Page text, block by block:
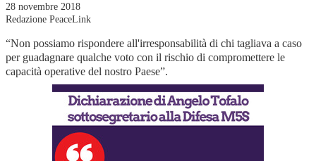
28 novembre 2018
Redazione PeaceLink
“Non possiamo rispondere all'irresponsabilità di chi tagliava a caso
per guadagnare qualche voto con il rischio di compromettere le
capacità operative del nostro Paese”.